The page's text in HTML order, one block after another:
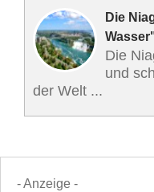
Die
Die
und
der Welt ...
- Anzeige -